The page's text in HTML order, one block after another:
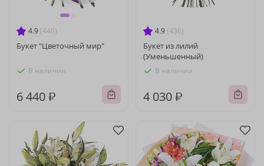
4.9 (446)
Букет "Цветочный мир"
В наличии
6 440 ₽
4.9 (436)
Букет из лилий
(Уменьшенный)
В наличии
4 030 ₽